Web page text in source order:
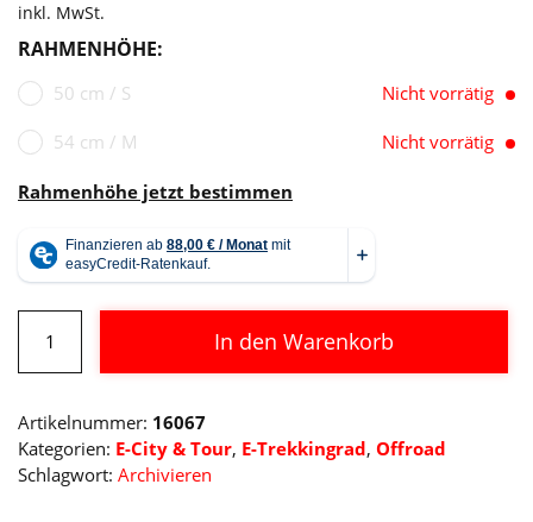
inkl. MwSt.
RAHMENHÖHE:
50 cm / S Nicht vorrätig
54 cm / M Nicht vorrätig
Rahmenhöhe jetzt bestimmen
Nuride
Hybrid
750
Allroad
Menge
In den Warenkorb
Artikelnummer: 16067
Kategorien: E-City & Tour, E-Trekkingrad, Offroad
Schlagwort: Archivieren